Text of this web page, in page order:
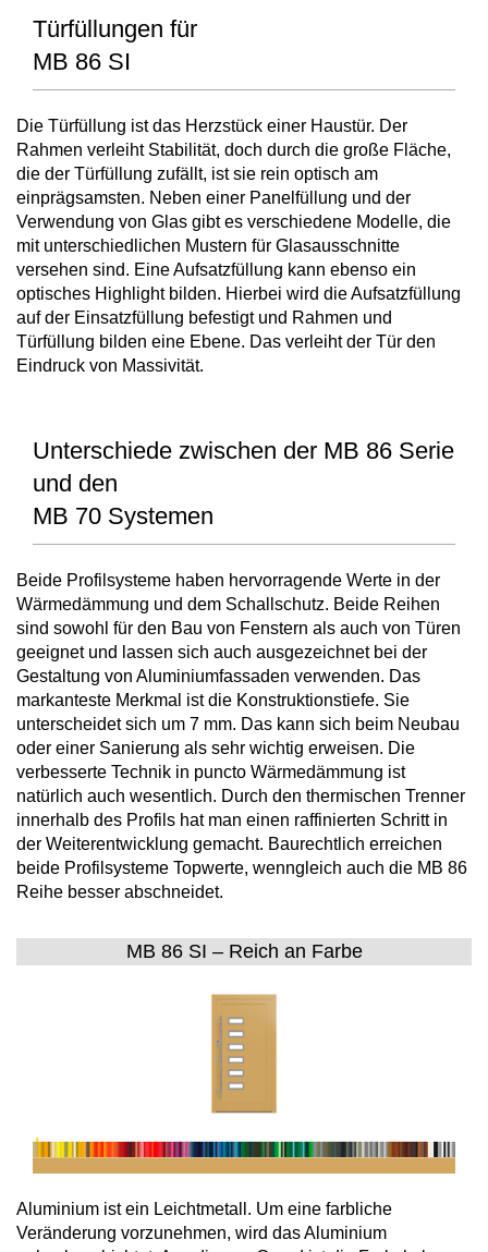
Türfüllungen für
MB 86 SI
Die Türfüllung ist das Herzstück einer Haustür. Der
Rahmen verleiht Stabilität, doch durch die große Fläche,
die der Türfüllung zufällt, ist sie rein optisch am
einprägsamsten. Neben einer Panelfüllung und der
Verwendung von Glas gibt es verschiedene Modelle, die
mit unterschiedlichen Mustern für Glasausschnitte
versehen sind. Eine Aufsatzfüllung kann ebenso ein
optisches Highlight bilden. Hierbei wird die Aufsatzfüllung
auf der Einsatzfüllung befestigt und Rahmen und
Türfüllung bilden eine Ebene. Das verleiht der Tür den
Eindruck von Massivität.
Unterschiede zwischen der MB 86 Serie
und den
MB 70 Systemen
Beide Profilsysteme haben hervorragende Werte in der
Wärmedämmung und dem Schallschutz. Beide Reihen
sind sowohl für den Bau von Fenstern als auch von Türen
geeignet und lassen sich auch ausgezeichnet bei der
Gestaltung von Aluminiumfassaden verwenden. Das
markanteste Merkmal ist die Konstruktionstiefe. Sie
unterscheidet sich um 7 mm. Das kann sich beim Neubau
oder einer Sanierung als sehr wichtig erweisen. Die
verbesserte Technik in puncto Wärmedämmung ist
natürlich auch wesentlich. Durch den thermischen Trenner
innerhalb des Profils hat man einen raffinierten Schritt in
der Weiterentwicklung gemacht. Baurechtlich erreichen
beide Profilsysteme Topwerte, wenngleich auch die MB 86
Reihe besser abschneidet.
MB 86 SI – Reich an Farbe
Aluminium ist ein Leichtmetall. Um eine farbliche
Veränderung vorzunehmen, wird das Aluminium